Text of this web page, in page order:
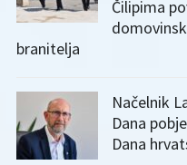
Čilipima
branitelja
Načelnik
Dana
Dana